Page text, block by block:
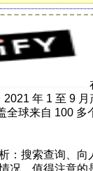
年 1 至 9
全球来自 100
：搜索查询、
况。值得注意